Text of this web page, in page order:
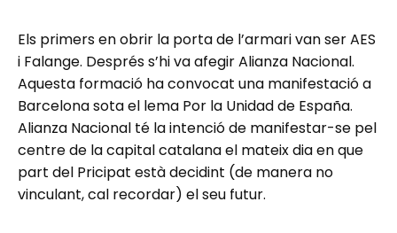
Els primers en obrir la porta de l’armari van ser AES
i Falange. Després s’hi va afegir Alianza Nacional.
Aquesta formació ha convocat una manifestació a
Barcelona sota el lema Por la Unidad de España.
Alianza Nacional té la intenció de manifestar-se pel
centre de la capital catalana el mateix dia en que
part del Pricipat està decidint (de manera no
vinculant, cal recordar) el seu futur.